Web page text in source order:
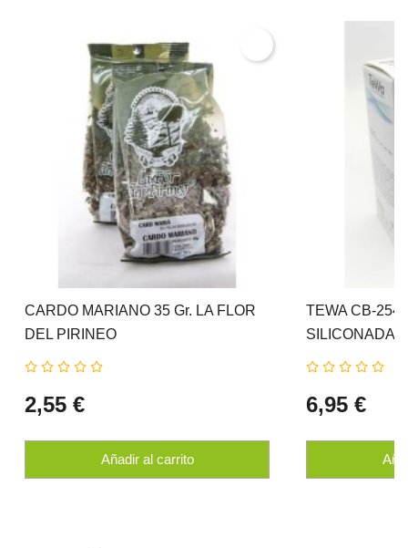
CARDO MARIANO 35 Gr. LA FLOR
DEL PIRINEO
2,55 €
Añadir al carrito
TEWA CB-
6,95 €